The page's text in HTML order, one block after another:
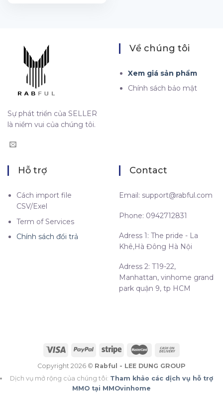
Sự phát triển của SELLER
là niềm vui của chúng tôi.
Về chúng tôi
Xem giá sản phẩm
Chính sách bảo mật
Hỗ trợ
Cách import file
CSV/Exel
Term of Services
Chính sách đổi trả
Contact
Email: support@rabful.com
Phone: 0942712831
Adress 1: The pride - La
Khê,Hà Đông Hà Nội
Adress 2: T19-22,
Manhattan, vinhome grand
park quận 9, tp HCM
Copyright 2026 © Rabful - LEE DUNG GROUP
Dịch vụ mở rộng của chúng tôi: Tham khảo các dịch vụ hỗ trợ
MMO tại MMOvinhome